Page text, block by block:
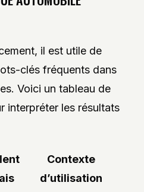
il est utile de
clés fréquents dans
Voici un tableau de
interpréter les résultats
Contexte
d’utilisation